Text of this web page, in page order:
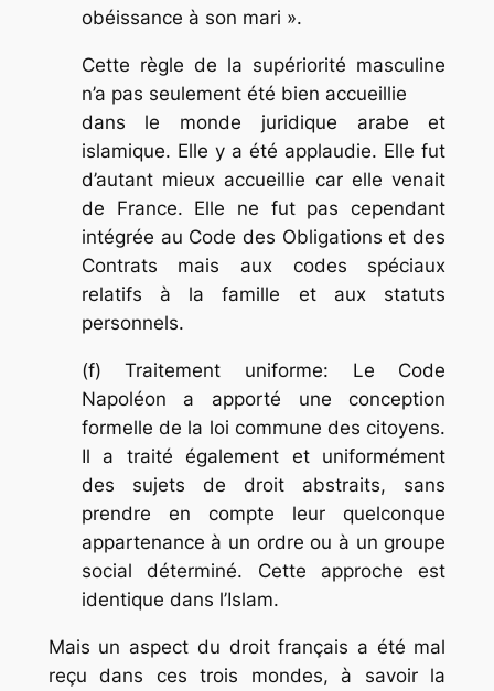
obéissance à son mari ».
Cette règle de la supériorité masculine
n’a pas seulement été bien accueillie
dans le monde juridique arabe et
islamique. Elle y a été applaudie. Elle fut
d’autant mieux accueillie car elle venait
de France. Elle ne fut pas cependant
intégrée au Code des Obligations et des
Contrats mais aux codes spéciaux
relatifs à la famille et aux statuts
personnels.
(f) Traitement uniforme: Le Code
Napoléon a apporté une conception
formelle de la loi commune des citoyens.
Il a traité également et uniformément
des sujets de droit abstraits, sans
prendre en compte leur quelconque
appartenance à un ordre ou à un groupe
social déterminé. Cette approche est
identique dans l’Islam.
Mais un aspect du droit français a été mal
reçu dans ces trois mondes, à savoir la